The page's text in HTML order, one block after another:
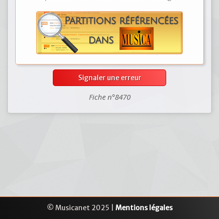
Signaler une erreur
Fiche n°8470
© Musicanet 2025 | Mentions légales